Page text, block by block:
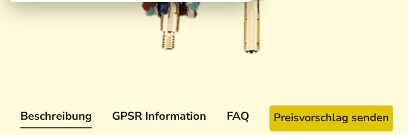
Beschreibung GPSR Information FAQ Preisvorschlag senden